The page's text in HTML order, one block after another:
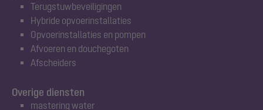
Terugstuwbeveiligingen
Hybride opvoerinstallaties
Opvoerinstallaties en pompen
Afvoeren en douchegoten
Afscheiders
Overige diensten
mastering water